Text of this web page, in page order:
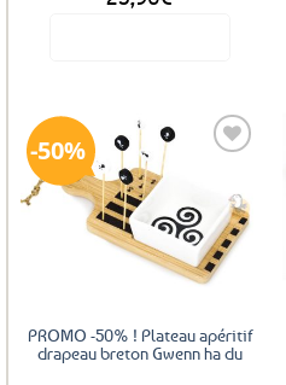
plusieurs
variations.
Les
sur
50%
Ajouter
aux
favoris
PROMO -50% ! Plateau apéritif
drapeau breton Gwenn ha du